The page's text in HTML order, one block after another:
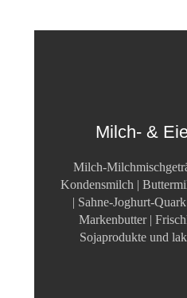
Milch- &
Milch-
Kondensmilch |
| Sahne-Joghurt-
Markenbutter |
Sojaprodukte und